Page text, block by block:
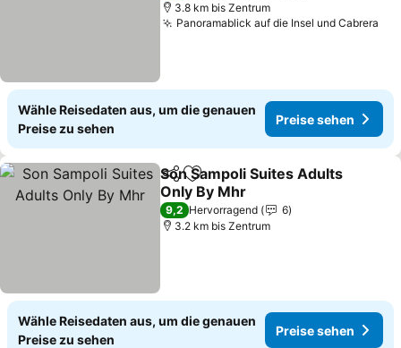
3.8 km bis Zentrum
Panoramablick auf die Insel und Cabrera
Wähle Reisedaten aus, um die genauen
Preise zu sehen
Preise sehen
TeilenZu Favoriten hinzufügen
Son Sampoli Suites Adults
Only By Mhr
9,2 Hervorragend
6
3.2 km bis Zentrum
Wähle Reisedaten aus, um die genauen
Preise zu sehen
Preise sehen